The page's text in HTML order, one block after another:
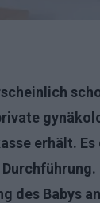
erhält.
des Babys